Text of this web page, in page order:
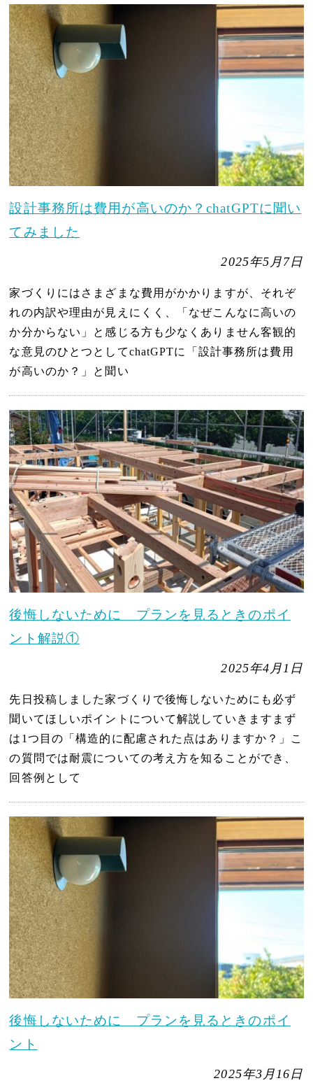
設計事務所は費用が高いのか？chatGPTに聞い
てみました
2025年5月7日
家づくりにはさまざまな費用がかかりますが、それぞ
れの内訳や理由が見えにくく、「なぜこんなに高いの
か分からない」と感じる方も少なくありません客観的
な意見のひとつとしてchatGPTに「設計事務所は費用
が高いのか？」と聞い
後悔しないために プランを見るときのポイ
ント解説①
2025年4月1日
先日投稿しました家づくりで後悔しないためにも必ず
聞いてほしいポイントについて解説していきますまず
は1つ目の「構造的に配慮された点はありますか？」こ
の質問では耐震についての考え方を知ることができ、
回答例として
後悔しないために プランを見るときのポイ
ント
2025年3月16日